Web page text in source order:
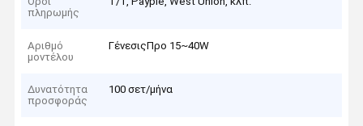
πληρωμής
Αριθμό
μοντέλου
ΓένεσιςΠρο 15~40W
Δυνατότητα
προσφοράς
100 σετ/μήνα